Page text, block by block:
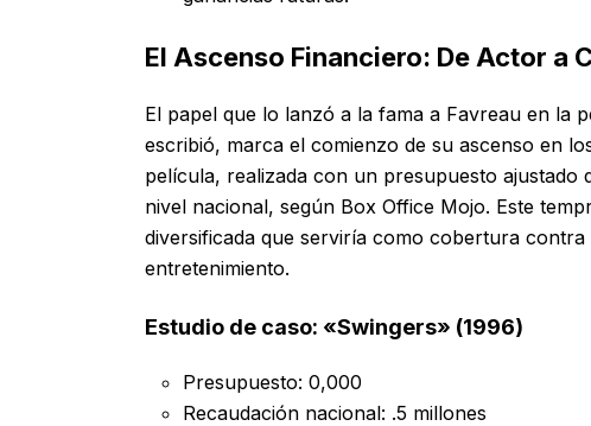
El Ascenso Financiero: De Actor a
El papel que lo lanzó a la fama a Favreau en la
escribió, marca el comienzo de su ascenso en
película, realizada con un presupuesto
nivel nacional, según Box Office Mojo. Este
diversificada que serviría como cobertura
entretenimiento.
Estudio de caso: «Swingers» (1996)
Presupuesto: 0,000
Recaudación nacional: .5 millones